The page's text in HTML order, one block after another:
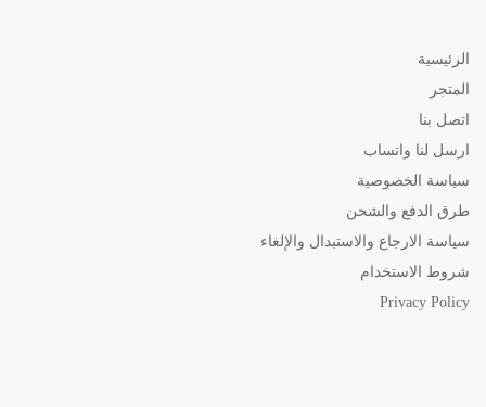
الرئيسية
المتجر
اتصل بنا
ارسل لنا واتساب
سياسة الخصوصية
طرق الدفع والشحن
سياسة الارجاع والاستبدال والإلغاء
شروط الاستخدام
Privacy Policy